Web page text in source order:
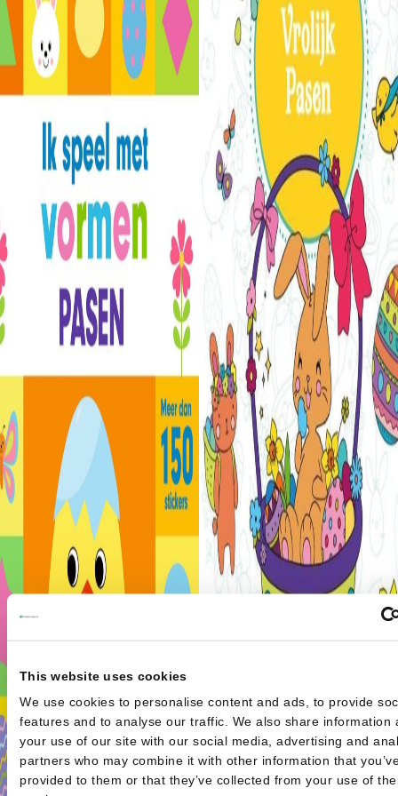
This website uses cookies
We use cookies to personalise content and ads, to provide
features and to analyse our traffic. We also share information
your use of our site with our social media, advertising and
partners who may combine it with other information that
provided to them or that they’ve collected from your use of